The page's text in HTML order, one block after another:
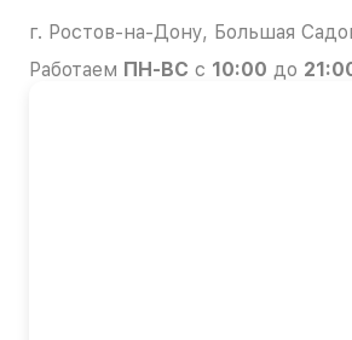
г. Ростов-на-Дону, Большая
Работаем ПН-ВС с 10:00 до